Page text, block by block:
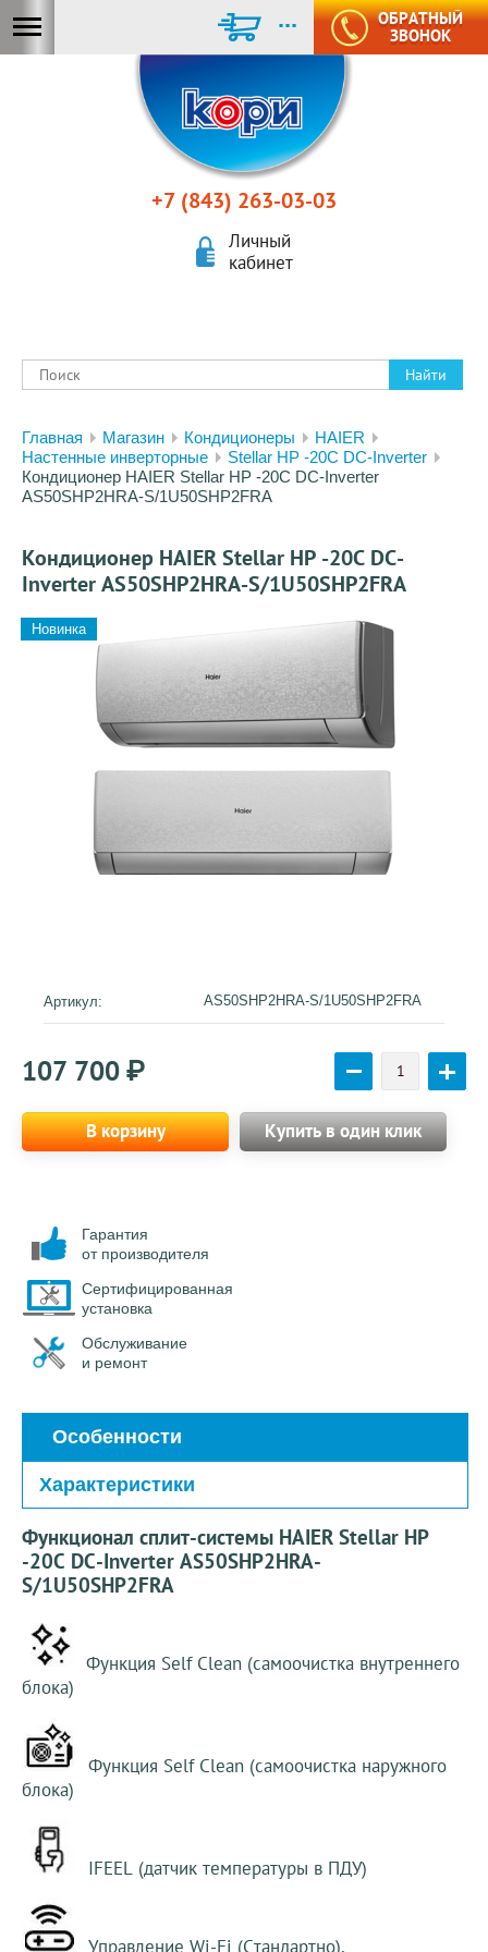
+7 (843) 263-03-03
Личный
кабинет
Главная Магазин Кондиционеры
HAIER
Настенные инверторные
Stellar HP -20С DC-Inverter
Кондиционер HAIER Stellar HP -20С DC-Inverter
AS50SHP2HRA-S/1U50SHP2FRA
Найти
Кондиционер HAIER Stellar HP -20С DC-
Inverter AS50SHP2HRA-S/1U50SHP2FRA
Новинка
Артикул: AS50SHP2HRA-S/1U50SHP2FRA
107 700 ₽
В корзину Купить в один клик
Гарантия
от производителя
Сертифицированная
установка
Обслуживание
и ремонт
Особенности
Характеристики
Функционал сплит-системы HAIER Stellar HP
-20С DC-Inverter AS50SHP2HRA-
S/1U50SHP2FRA
Функция Self Clean (самоочистка внутреннего
блока)
Функция Self Clean (самоочистка наружного
блока)
IFEEL (датчик температуры в ПДУ)
Управление Wi-Fi (Стандартно).
ОБРАТНЫЙ
ЗВОНОК
...